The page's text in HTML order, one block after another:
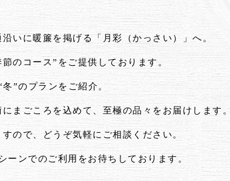
いに暖簾を掲げる「月彩（かっさい）」へ。
のコース”をご提供しております。
”のプランをご紹介。
まごころを込めて、至極の品々をお届けします。
ので、どうぞ気軽にご相談ください。
ンでのご利用をお待ちしております。